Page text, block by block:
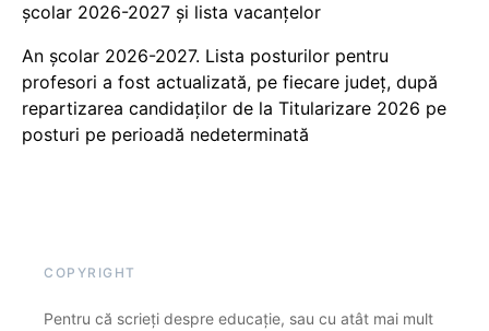
școlar 2026-2027 și lista vacanțelor
An școlar 2026-2027. Lista posturilor pentru
profesori a fost actualizată, pe fiecare județ, după
repartizarea candidaților de la Titularizare 2026 pe
posturi pe perioadă nedeterminată
COPYRIGHT
Pentru că scrieți despre educație, sau cu atât mai mult